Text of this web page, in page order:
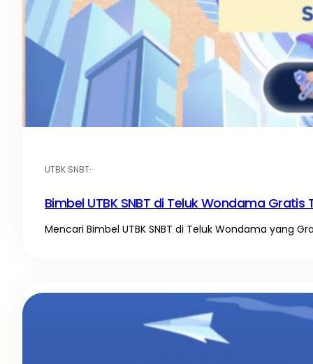
UTBK SNBT·
Bimbel UTBK SNBT di Teluk Wondama Gratis
Mencari Bimbel UTBK SNBT di Teluk Wondama yang